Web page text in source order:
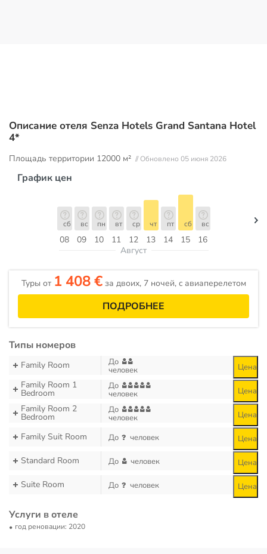
Описание отеля Senza Hotels Grand Santana Hotel
4*
Площадь территории 12000 м² // Обновлено 05 июня 2026
График цен
08
сб
09
вс
10
пн
11
вт
12
ср
13
чт
14
пт
15
сб
16
вс
Август
Туры от 1 408 €за двоих, 7 ночей, c авиаперелетом
ПОДРОБНЕЕ
Типы номеров
Family Room До
человек Цена
Family Room 1
Bedroom
До
человек Цена
Family Room 2
Bedroom
До
человек Цена
Family Suit Room До человек Цена
Standard Room До человек Цена
Suite Room До человек Цена
Услуги в отеле
год реновации: 2020